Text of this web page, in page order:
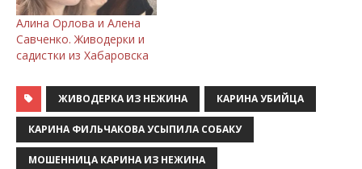
Алина Орлова и Алена
Савченко. Живодерки и
садистки из Хабаровска
ЖИВОДЕРКА ИЗ НЕЖИНА КАРИНА УБИЙЦА
КАРИНА ФИЛЬЧАКОВА УСЫПИЛА СОБАКУ
МОШЕННИЦА КАРИНА ИЗ НЕЖИНА